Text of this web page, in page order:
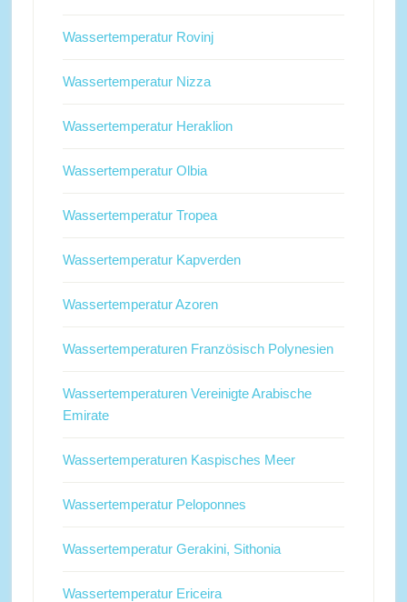
Wassertemperatur Rovinj
Wassertemperatur Nizza
Wassertemperatur Heraklion
Wassertemperatur Olbia
Wassertemperatur Tropea
Wassertemperatur Kapverden
Wassertemperatur Azoren
Wassertemperaturen Französisch Polynesien
Wassertemperaturen Vereinigte Arabische
Emirate
Wassertemperaturen Kaspisches Meer
Wassertemperatur Peloponnes
Wassertemperatur Gerakini, Sithonia
Wassertemperatur Ericeira